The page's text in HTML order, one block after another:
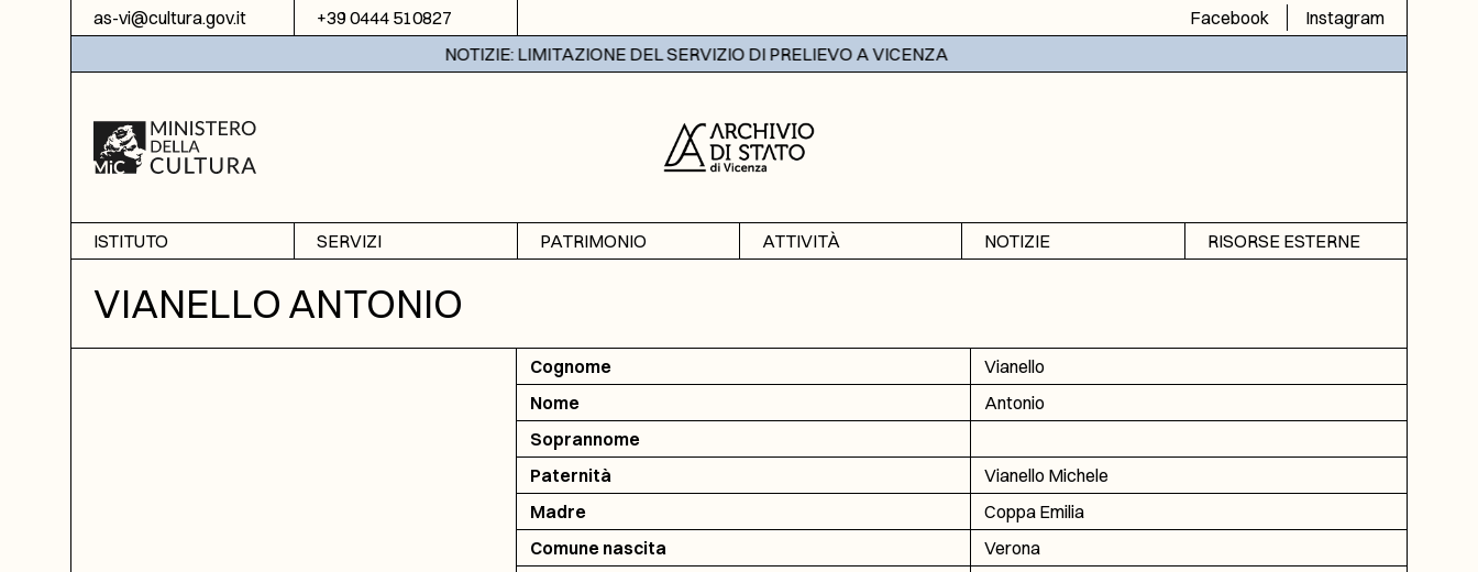
Vai al contenuto
as-vi@cultura.gov.it +39 0444 510827 Facebook
Instagram
NOTIZIE: LIMITAZIONE DEL SERVIZIO DI PRELIEVO A VICENZA
ISTITUTO
Informazioni
Sezione di Bassano del
SERVIZI
Ricerche
Fotoriproduzione
PATRIMONIO
ATTIVITÀ
NOTIZIE
RISORSE ESTERNE
DGA
ICAR
VIANELLO ANTONIO
Cognome
Vianello
Nome
Antonio
Soprannome
Paternità
Vianello Michele
Madre
Coppa Emilia
Comune nascita
Verona